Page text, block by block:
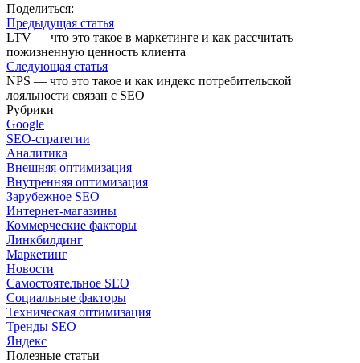
Поделиться:
Предыдущая статья
LTV — что это такое в маркетинге и как рассчитать
пожизненную ценность клиента
Следующая статья
NPS — что это такое и как индекс потребительской
лояльности связан с SEO
Рубрики
Google
SEO-стратегии
Аналитика
Внешняя оптимизация
Внутренняя оптимизация
Зарубежное SEO
Интернет-магазины
Коммерческие факторы
Линкбилдинг
Маркетинг
Новости
Самостоятельное SEO
Социальные факторы
Техническая оптимизация
Тренды SEO
Яндекс
Полезные статьи